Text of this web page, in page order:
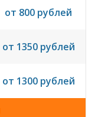
от 800 рублей
от 1350 рублей
от 1300 рублей